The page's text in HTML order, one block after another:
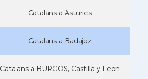
Catalans a Asturies
Catalans a Badajoz
Catalans a BURGOS, Castilla y Leon